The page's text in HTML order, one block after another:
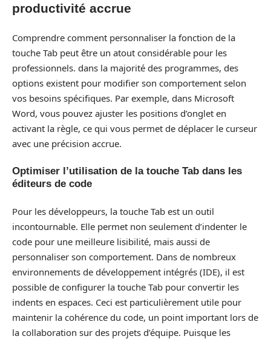
productivité accrue
Comprendre comment personnaliser la fonction de la
touche Tab peut être un atout considérable pour les
professionnels. dans la majorité des programmes, des
options existent pour modifier son comportement selon
vos besoins spécifiques. Par exemple, dans Microsoft
Word, vous pouvez ajuster les positions d’onglet en
activant la règle, ce qui vous permet de déplacer le curseur
avec une précision accrue.
Optimiser l’utilisation de la touche Tab dans les
éditeurs de code
Pour les développeurs, la touche Tab est un outil
incontournable. Elle permet non seulement d’indenter le
code pour une meilleure lisibilité, mais aussi de
personnaliser son comportement. Dans de nombreux
environnements de développement intégrés (IDE), il est
possible de configurer la touche Tab pour convertir les
indents en espaces. Ceci est particulièrement utile pour
maintenir la cohérence du code, un point important lors de
la collaboration sur des projets d’équipe. Puisque les